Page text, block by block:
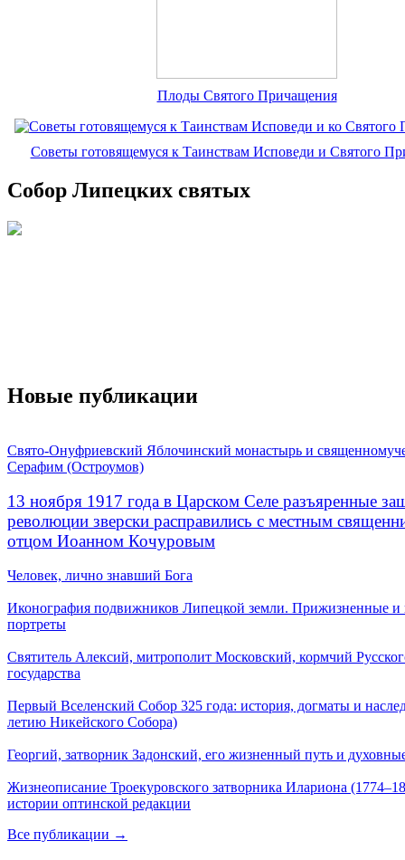
Плоды Святого Причащения
Советы готовящемуся к Таинствам Исповеди и Святого
Собор Липецких святых
Новые публикации
Свято-Онуфриевский Яблочинский монастырь и
Серафим (Остроумов)
13 ноября 1917 года в Царском Селе разъяренные
революции зверски расправились с местным
отцом Иоанном Кочуровым
Человек, лично знавший Бога
Иконография подвижников Липецкой земли. Прижизненные и
портреты
Святитель Алексий, митрополит Московский, кормчий
государства
Первый Вселенский Собор 325 года: история, догматы и
летию Никейского Собора)
Георгий, затворник Задонский, его жизненный путь и
Жизнеописание Троекуровского затворника Илариона
истории оптинской редакции
Все публикации →